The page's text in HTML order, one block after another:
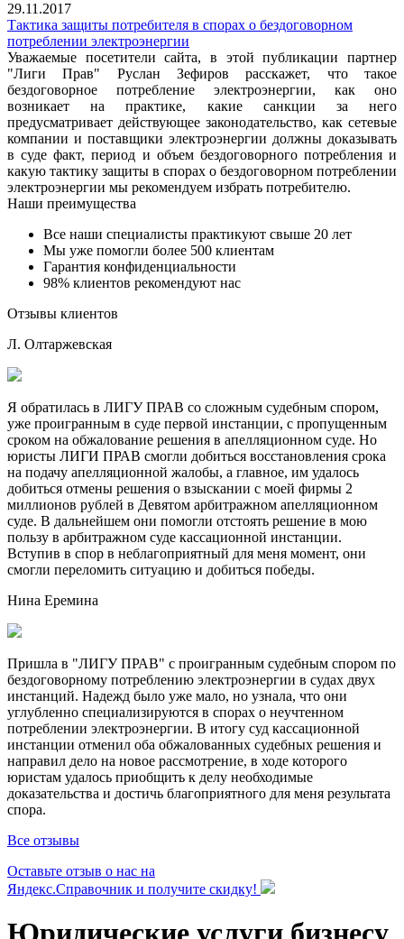
29.11.2017
Тактика защиты потребителя в спорах о бездоговорном
потреблении электроэнергии
Уважаемые посетители сайта, в этой публикации партнер
"Лиги Прав" Руслан Зефиров расскажет, что такое
бездоговорное потребление электроэнергии, как оно
возникает на практике, какие санкции за него
предусматривает действующее законодательство, как сетевые
компании и поставщики электроэнергии должны доказывать
в суде факт, период и объем бездоговорного потребления и
какую тактику защиты в спорах о бездоговорном потреблении
электроэнергии мы рекомендуем избрать потребителю.
Наши преимущества
Все наши специалисты практикуют свыше 20 лет
Мы уже помогли более 500 клиентам
Гарантия конфиденциальности
98% клиентов рекомендуют нас
Отзывы клиентов
Л. Олтаржевская
Я обратилась в ЛИГУ ПРАВ со сложным судебным спором,
уже проигранным в суде первой инстанции, с пропущенным
сроком на обжалование решения в апелляционном суде. Но
юристы ЛИГИ ПРАВ смогли добиться восстановления срока
на подачу апелляционной жалобы, а главное, им удалось
добиться отмены решения о взыскании с моей фирмы 2
миллионов рублей в Девятом арбитражном апелляционном
суде. В дальнейшем они помогли отстоять решение в мою
пользу в арбитражном суде кассационной инстанции.
Вступив в спор в неблагоприятный для меня момент, они
смогли переломить ситуацию и добиться победы.
Нина Еремина
Пришла в "ЛИГУ ПРАВ" с проигранным судебным спором по
бездоговорному потреблению электроэнергии в судах двух
инстанций. Надежд было уже мало, но узнала, что они
углубленно специализируются в спорах о неучтенном
потреблении электроэнергии. В итогу суд кассационной
инстанции отменил оба обжалованных судебных решения и
направил дело на новое рассмотрение, в ходе которого
юристам удалось приобщить к делу необходимые
доказательства и достичь благоприятного для меня результата
спора.
Все отзывы
Оставьте отзыв о нас на
Яндекс.Справочник и получите скидку!